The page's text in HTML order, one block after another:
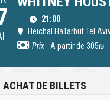
21:00
Heichal HaTarbut Tel Aviv
Prix
A partir de 305₪
ACHAT DE BILLETS